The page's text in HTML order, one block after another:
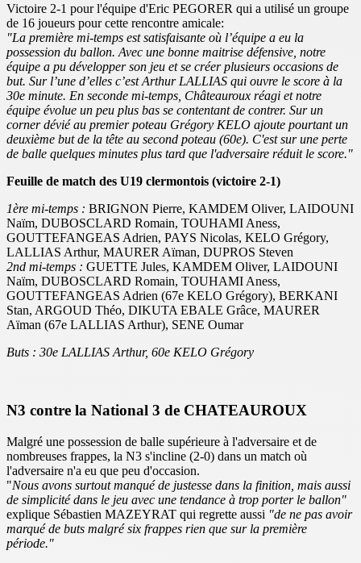
Victoire 2-1 pour l'équipe d'Eric PEGORER qui a utilisé un groupe
de 16 joueurs pour cette rencontre amicale:
"La première mi-temps est satisfaisante où l’équipe a eu la
possession du ballon. Avec une bonne maitrise défensive, notre
équipe a pu développer son jeu et se créer plusieurs occasions de
but. Sur l’une d’elles c’est Arthur LALLIAS qui ouvre le score à la
30e minute. En seconde mi-temps, Châteauroux réagi et notre
équipe évolue un peu plus bas se contentant de contrer. Sur un
corner dévié au premier poteau Grégory KELO ajoute pourtant un
deuxième but de la tête au second poteau (60e). C'est sur une perte
de balle quelques minutes plus tard que l'adversaire réduit le score."
Feuille de match des U19 clermontois (victoire 2-1)
1ère mi-temps : BRIGNON Pierre, KAMDEM Oliver, LAIDOUNI
Naïm, DUBOSCLARD Romain, TOUHAMI Aness,
GOUTTEFANGEAS Adrien, PAYS Nicolas, KELO Grégory,
LALLIAS Arthur, MAURER Aïman, DUPROS Steven
2nd mi-temps : GUETTE Jules, KAMDEM Oliver, LAIDOUNI
Naïm, DUBOSCLARD Romain, TOUHAMI Aness,
GOUTTEFANGEAS Adrien (67e KELO Grégory), BERKANI
Stan, ARGOUD Théo, DIKUTA EBALE Grâce, MAURER
Aïman (67e LALLIAS Arthur), SENE Oumar
Buts : 30e LALLIAS Arthur, 60e KELO Grégory
N3 contre la National 3 de CHATEAUROUX
Malgré une possession de balle supérieure à l'adversaire et de
nombreuses frappes, la N3 s'incline (2-0) dans un match où
l'adversaire n'a eu que peu d'occasion.
"Nous avons surtout manqué de justesse dans la finition, mais aussi
de simplicité dans le jeu avec une tendance à trop porter le ballon"
explique Sébastien MAZEYRAT qui regrette aussi "de ne pas avoir
marqué de buts malgré six frappes rien que sur la première
période."